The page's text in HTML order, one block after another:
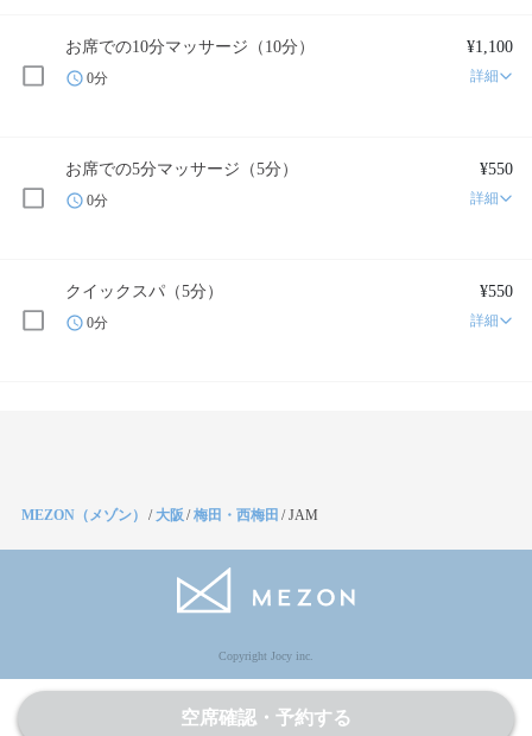
お席での10分マッサージ（10分） ¥1,100
0分 詳細
お席での5分マッサージ（5分） ¥550
0分 詳細
クイックスパ（5分） ¥550
0分 詳細
空席確認・予約する
MEZON（メゾン） /大阪 /梅田・西梅田 /JAM
Copyright Jocy inc.